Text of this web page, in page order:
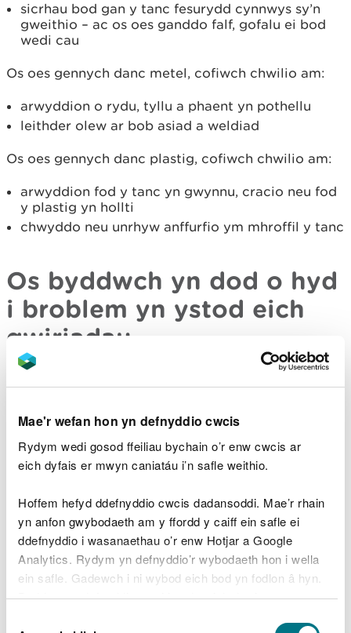
Mae'r wefan hon yn defnyddio cwcis
Rydym wedi gosod ffeiliau bychain o’r enw cwcis ar
eich dyfais er mwyn caniatáu i’n safle weithio.
Hoffem hefyd ddefnyddio cwcis dadansoddi. Mae’r rhain
yn anfon gwybodaeth am y ffordd y caiff ein safle ei
ddefnyddio i wasanaethau o’r enw Hotjar a Google
Analytics. Rydym yn defnyddio’r wybodaeth hon i wella
ein safle. Gadewch i ni wybod eich bod yn fodlon â hyn.
Byddwn yn defnyddio cwci i gadw eich dewis.
sicrhau bod gan y tanc fesurydd cynnwys sy’n
gweithio – ac os oes ganddo falf, gofalu ei bod
wedi cau
Os oes gennych danc metel, cofiwch chwilio am:
arwyddion o rydu, tyllu a phaent yn pothellu
leithder olew ar bob asiad a weldiad
Os oes gennych danc plastig, cofiwch chwilio am:
arwyddion fod y tanc yn gwynnu, cracio neu fod
y plastig yn hollti
chwyddo neu unrhyw anffurfio ym mhroffil y tanc
Os byddwch yn dod o hyd
i broblem yn ystod eich
gwiriadau
edrych arno ddiwethaf, cofiwch ofyn am gyngor
Ni ellir atgyweirio tanciau olew plastig. Bydd
dechrau dangos arwyddion o ddirywiad.
Goruchwylio cyflenwadau
sy’n cyrraedd